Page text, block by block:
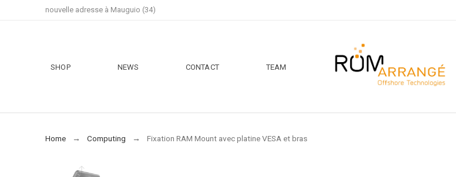
nouvelle adresse à Mauguio (34)
SHOP NEWS CONTACT TEAM
Home Computing Fixation RAM Mount avec platine VESA et bras